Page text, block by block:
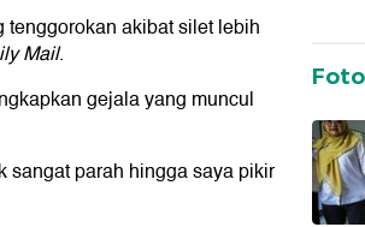
akibat silet lebih
Mail.
gejala yang muncul
sangat parah hingga saya pikir
Foto